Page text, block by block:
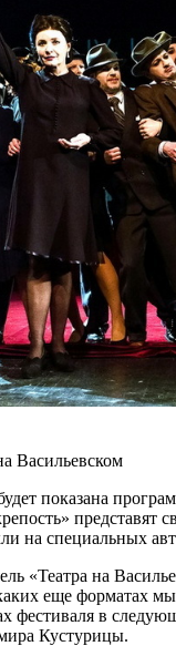
Васильевском
показана
на специальных
«Театра на
еще форматах
фестиваля в
Кустурицы.